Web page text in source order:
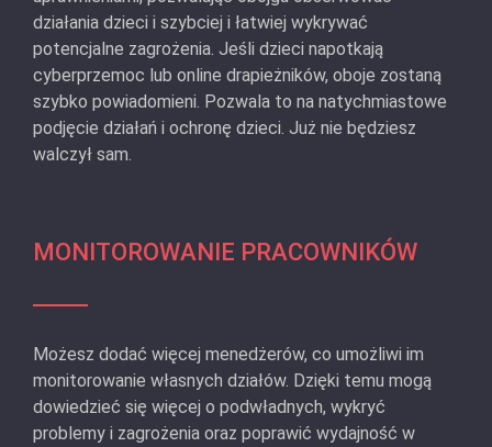
działania dzieci i szybciej i łatwiej wykrywać
potencjalne zagrożenia. Jeśli dzieci napotkają
cyberprzemoc lub online drapieżników, oboje zostaną
szybko powiadomieni. Pozwala to na natychmiastowe
podjęcie działań i ochronę dzieci. Już nie będziesz
walczył sam.
MONITOROWANIE PRACOWNIKÓW
Możesz dodać więcej menedżerów, co umożliwi im
monitorowanie własnych działów. Dzięki temu mogą
dowiedzieć się więcej o podwładnych, wykryć
problemy i zagrożenia oraz poprawić wydajność w